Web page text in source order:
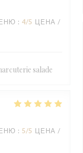
: 4/5 ЦЕНА /
salade
: 5/5 ЦЕНА /